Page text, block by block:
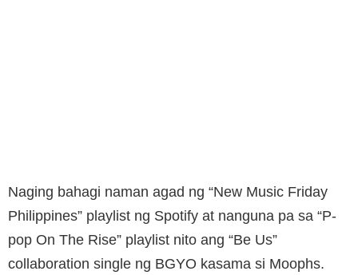
Naging bahagi naman agad ng “New Music Friday
Philippines” playlist ng Spotify at nanguna pa sa “P-
pop On The Rise” playlist nito ang “Be Us”
collaboration single ng BGYO kasama si Moophs.